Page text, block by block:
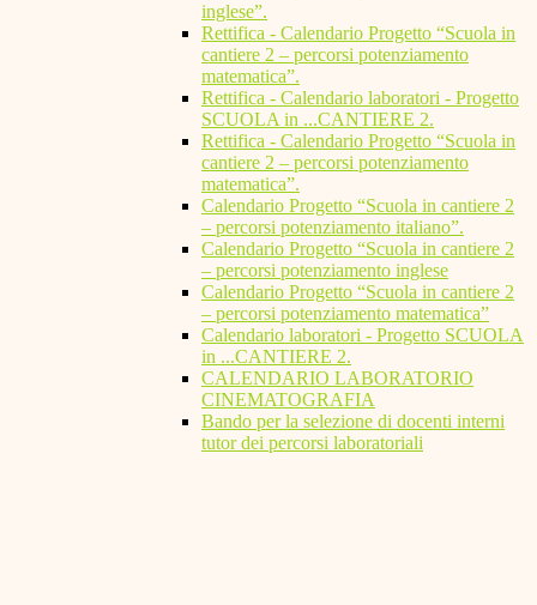
inglese”.
Rettifica - Calendario Progetto “Scuola in
cantiere 2 – percorsi potenziamento
matematica”.
Rettifica - Calendario laboratori - Progetto
SCUOLA in ...CANTIERE 2.
Rettifica - Calendario Progetto “Scuola in
cantiere 2 – percorsi potenziamento
matematica”.
Calendario Progetto “Scuola in cantiere 2
– percorsi potenziamento italiano”.
Calendario Progetto “Scuola in cantiere 2
– percorsi potenziamento inglese
Calendario Progetto “Scuola in cantiere 2
– percorsi potenziamento matematica”
Calendario laboratori - Progetto SCUOLA
in ...CANTIERE 2.
CALENDARIO LABORATORIO
CINEMATOGRAFIA
Bando per la selezione di docenti interni
tutor dei percorsi laboratoriali